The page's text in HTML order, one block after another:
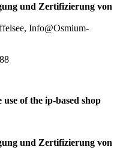
und Zertifizierung von
Info@Osmium-
of the ip-based shop
und Zertifizierung von